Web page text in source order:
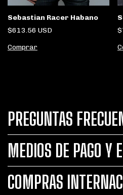
Sebastian Racer Habano
$613.56 USD
Comprar
PREGUNTAS
MEDIOS DE PAGO Y
COMPRAS